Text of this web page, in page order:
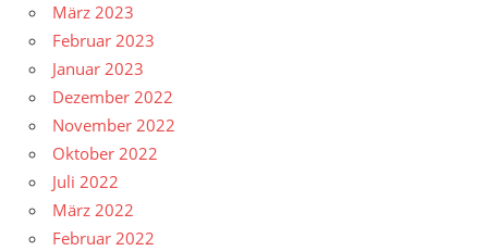
März 2023
Februar 2023
Januar 2023
Dezember 2022
November 2022
Oktober 2022
Juli 2022
März 2022
Februar 2022